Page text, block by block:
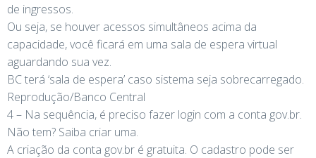
de ingressos.
Ou seja, se houver acessos simultâneos acima da
capacidade, você ficará em uma sala de espera virtual
aguardando sua vez.
BC terá ‘sala de espera’ caso sistema seja sobrecarregado.
Reprodução/Banco Central
4 – Na sequência, é preciso fazer login com a conta gov.br.
Não tem? Saiba criar uma.
A criação da conta gov.br é gratuita. O cadastro pode ser